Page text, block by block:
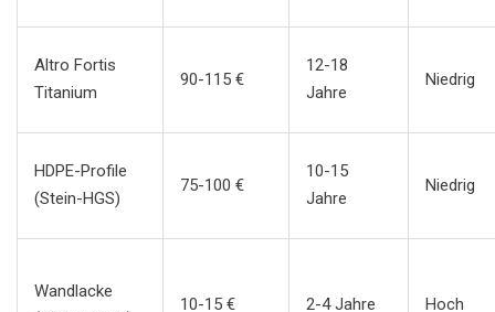
Altro Fortis
Titanium
90-115 €
12-18
Jahre
Niedrig
HDPE-Profile
(Stein-HGS)
75-100 €
10-15
Jahre
Niedrig
Wandlacke
10-15 € 2-4 Jahre Hoch